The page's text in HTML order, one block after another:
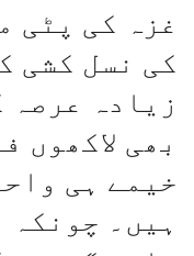
غزہ کی پٹی
کی نسل کشی
زیادہ
بھی لاکھوں
خیمے ہی
ہیں۔